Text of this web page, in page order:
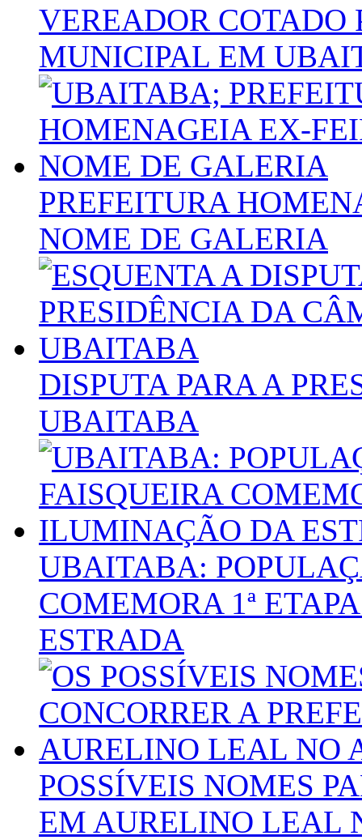
VEREADOR COTADO
MUNICIPAL EM
PREFEITURA
NOME DE GALERIA
DISPUTA PARA A
UBAITABA
UBAITABA:
COMEMORA 1ª
ESTRADA
POSSÍVEIS NOMES
EM AURELINO LEAL